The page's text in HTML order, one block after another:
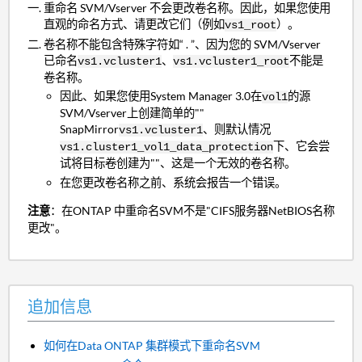
重命名 SVM/Vserver 不会更改卷名称。因此，如果您使用
直观的命名方式、请更改它们（例如vs1_root）。
卷名称不能包含特殊字符如“ . ”、因为您的 SVM/Vserver
已命名vs1.vcluster1、vs1.vcluster1_root不能是
卷名称。
因此、如果您使用System Manager 3.0在vol1的源
SVM/Vserver上创建简单的""
SnapMirrorvs1.vcluster1、则默认情况
vs1.cluster1_vol1_data_protection下、它会尝
试将目标卷创建为""、这是一个无效的卷名称。
在您更改卷名称之前、系统会报告一个错误。
注意：在ONTAP 中重命名SVM不是"CIFS服务器NetBIOS名称
更改"。
追加信息
如何在Data ONTAP 集群模式下重命名SVM